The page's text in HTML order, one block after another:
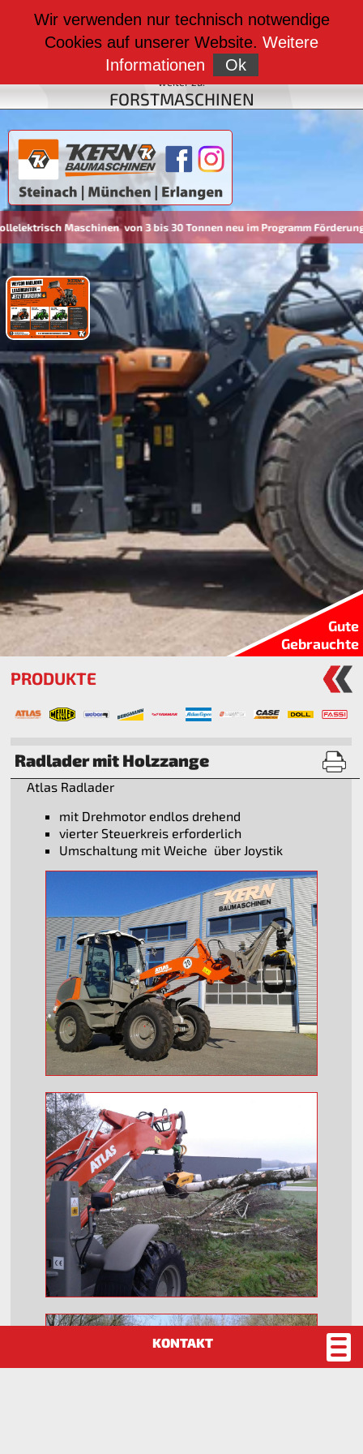
Maschinen von 3 bis 30 Tonnen neu im Programm Förderungen
BAUMASCHINEN
weiter zu:
FAHRZEUGBAU
weiter zu:
FORSTMASCHINEN
Gute
Gebrauchte
PRODUKTE
Radlader mit Holzzange
Atlas Radlader
mit Drehmotor endlos drehend
vierter Steuerkreis erforderlich
Umschaltung mit Weiche über Joystik
Wir verwenden nur technisch notwendige
Cookies auf unserer Website. Weitere
Informationen
Ok